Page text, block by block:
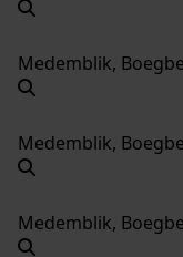
Medemblik,
Medemblik,
Medemblik,